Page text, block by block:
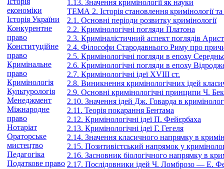
економіки
Історія України
Конкурентне
право
Конституційне
право
Кримінальне
право
Кримінологія
Культурологія
Менеджмент
Міжнародне
право
Нотаріат
Ораторське
мистецтво
Педагогіка
Податкове право
1.13. Значення кримінології як науки
ТЕМА 2. Історія становлення кримінології та
2.1. Основні періоди розвитку кримінології
2.2. Кримінологічні погляди Платона
2.3. Криміналістичний аспект поглядів
2.4. Філософи Стародавнього Риму про
2.5. Кримінологічні погляди в епоху
2.6. Кримінологічні погляди в епоху
2.7. Кримінологічні ідеї XVIII ст.
2.8. Виникнення кримінологічних ідей
2.9. Основні кримінологічні принципи Ч.
2.10. Значення ідей Дж. Говарда в
2.11. Теорія покарання Бентама
2.12. Кримінологічні ідеї П. Фейєрбаха
2.13. Кримінологічні ідеї Г. Гегеля
2.14. Значення класичного напрямку в
2.15. Позитивістський напрямок у
2.16. Засновник біологічного напрямку в
2.17. Послідовники ідей Ч. Ломброзо — Е.